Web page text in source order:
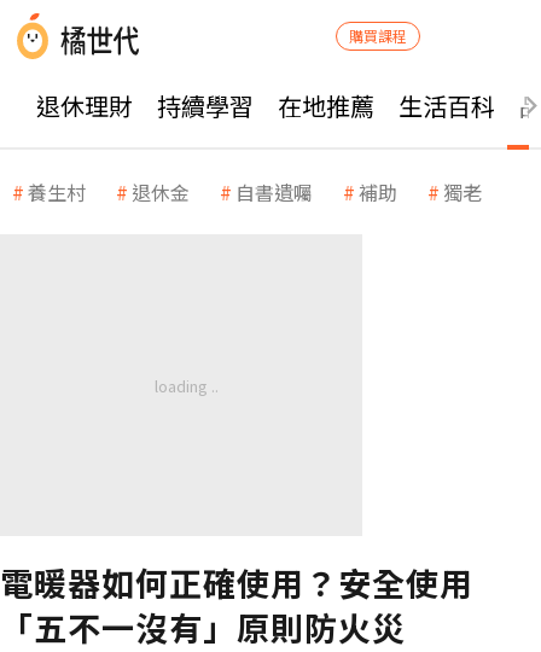
購買課程
退休理財 持續學習 在地推薦 生活百科
養生村 退休金 自書遺囑 補助 獨老
電暖器如何正確使用？安全使用
「五不一沒有」原則防火災